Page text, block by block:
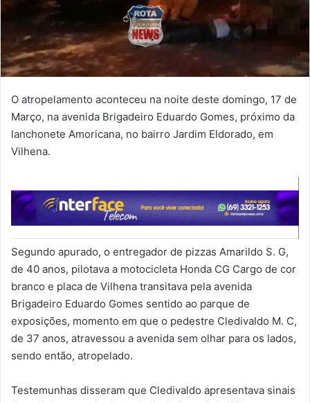
O atropelamento aconteceu na noite deste domingo, 17 de
Março, na avenida Brigadeiro Eduardo Gomes, próximo da
lanchonete Amoricana, no bairro Jardim Eldorado, em
Vilhena.
Segundo apurado, o entregador de pizzas Amarildo S. G,
de 40 anos, pilotava a motocicleta Honda CG Cargo de cor
branco e placa de Vilhena transitava pela avenida
Brigadeiro Eduardo Gomes sentido ao parque de
exposições, momento em que o pedestre Cledivaldo M. C,
de 37 anos, atravessou a avenida sem olhar para os lados,
sendo então, atropelado.
Testemunhas disseram que Cledivaldo apresentava sinais